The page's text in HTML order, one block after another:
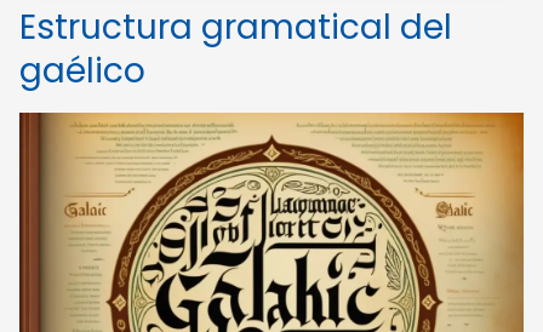
Estructura gramatical del
gaélico